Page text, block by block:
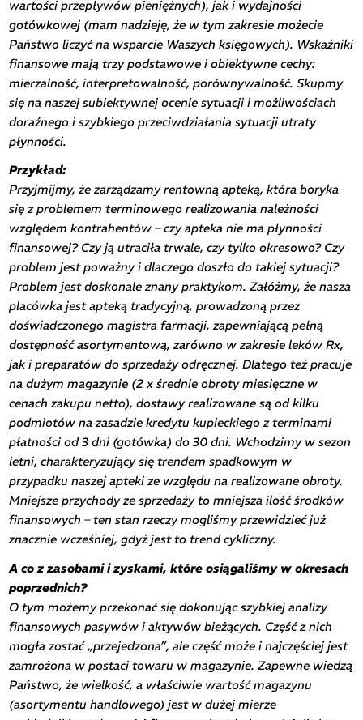
wartości przepływów pieniężnych), jak i wydajności
gotówkowej (mam nadzieję, że w tym zakresie możecie
Państwo liczyć na wsparcie Waszych księgowych). Wskaźniki
finansowe mają trzy podstawowe i obiektywne cechy:
mierzalność, interpretowalność, porównywalność. Skupmy
się na naszej subiektywnej ocenie sytuacji i możliwościach
doraźnego i szybkiego przeciwdziałania sytuacji utraty
płynności.
Przykład:
Przyjmijmy, że zarządzamy rentowną apteką, która boryka
się z problemem terminowego realizowania należności
względem kontrahentów – czy apteka nie ma płynności
finansowej? Czy ją utraciła trwale, czy tylko okresowo? Czy
problem jest poważny i dlaczego doszło do takiej sytuacji?
Problem jest doskonale znany praktykom. Załóżmy, że nasza
placówka jest apteką tradycyjną, prowadzoną przez
doświadczonego magistra farmacji, zapewniającą pełną
dostępność asortymentową, zarówno w zakresie leków Rx,
jak i preparatów do sprzedaży odręcznej. Dlatego też pracuje
na dużym magazynie (2 x średnie obroty miesięczne w
cenach zakupu netto), dostawy realizowane są od kilku
podmiotów na zasadzie kredytu kupieckiego z terminami
płatności od 3 dni (gotówka) do 30 dni. Wchodzimy w sezon
letni, charakteryzujący się trendem spadkowym w
przypadku naszej apteki ze względu na realizowane obroty.
Mniejsze przychody ze sprzedaży to mniejsza ilość środków
finansowych – ten stan rzeczy mogliśmy przewidzieć już
znacznie wcześniej, gdyż jest to trend cykliczny.
A co z zasobami i zyskami, które osiągaliśmy w okresach
poprzednich?
O tym możemy przekonać się dokonując szybkiej analizy
finansowych pasywów i aktywów bieżących. Część z nich
mogła zostać „przejedzona”, ale część może i najczęściej jest
zamrożona w postaci towaru w magazynie. Zapewne wiedzą
Państwo, że wielkość, a właściwie wartość magazynu
(asortymentu handlowego) jest w dużej mierze